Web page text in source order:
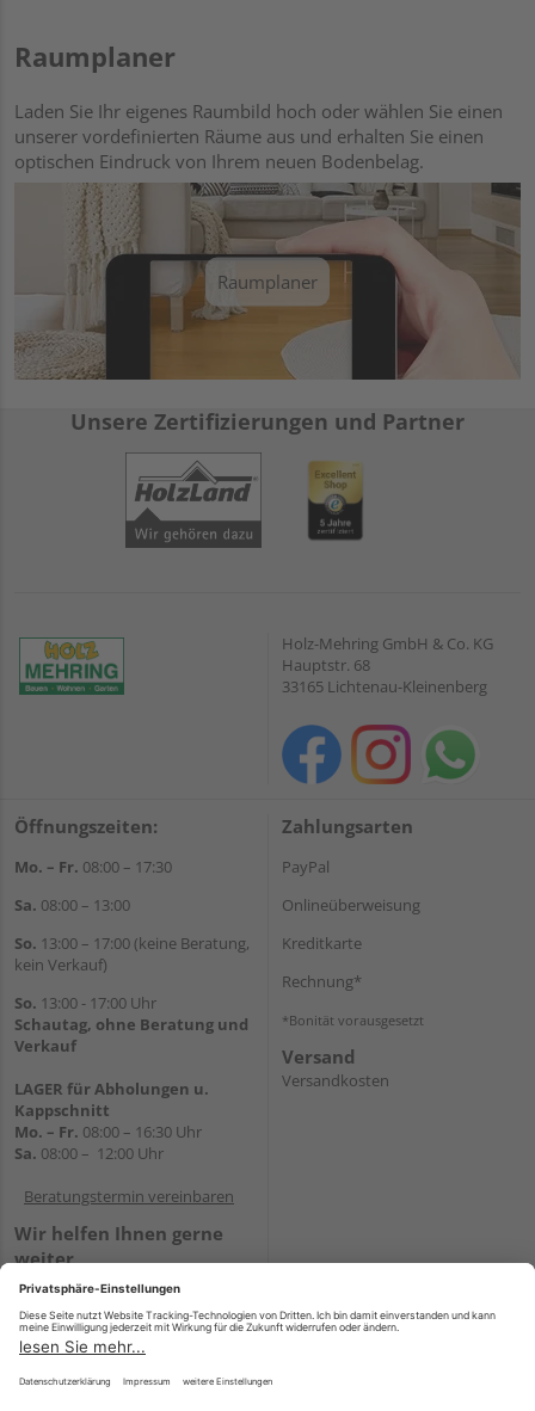
Raumplaner
Laden Sie Ihr eigenes Raumbild hoch oder wählen Sie einen
unserer vordefinierten Räume aus und erhalten Sie einen
optischen Eindruck von Ihrem neuen Bodenbelag.
Raumplaner
Unsere Zertifizierungen und Partner
Holz-Mehring GmbH & Co. KG
Hauptstr. 68
33165 Lichtenau-Kleinenberg
Öffnungszeiten:
Mo. – Fr. 08:00 – 17:30
Sa. 08:00 – 13:00
So. 13:00 – 17:00 (keine Beratung,
kein Verkauf)
So. 13:00 - 17:00 Uhr
Schautag, ohne Beratung und
Verkauf
LAGER für Abholungen u.
Kappschnitt
Mo. – Fr. 08:00 – 16:30 Uhr
Sa. 08:00 – 12:00 Uhr
Beratungstermin vereinbaren
Wir helfen Ihnen gerne
weiter
Tel.:+49 5647 94660
WhatsApp
Zahlungsarten
PayPal
Onlineüberweisung
Kreditkarte
Rechnung*
*Bonität vorausgesetzt
Versand
Versandkosten